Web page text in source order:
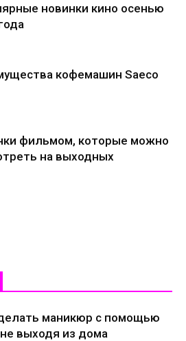
новинки кино осенью
кофемашин Saeco
фильмом, которые можно
на выходных
маникюр с помощью
выходя из дома